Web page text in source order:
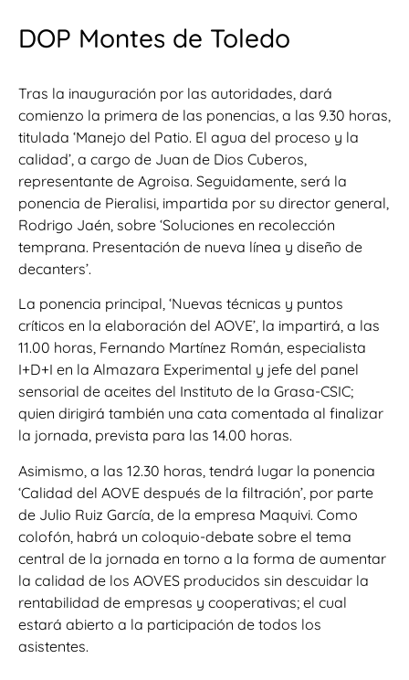
DOP Montes de Toledo
Tras la inauguración por las autoridades, dará
comienzo la primera de las ponencias, a las 9.30 horas,
titulada ‘Manejo del Patio. El agua del proceso y la
calidad’, a cargo de Juan de Dios Cuberos,
representante de Agroisa. Seguidamente, será la
ponencia de Pieralisi, impartida por su director general,
Rodrigo Jaén, sobre ‘Soluciones en recolección
temprana. Presentación de nueva línea y diseño de
decanters’.
La ponencia principal, ‘Nuevas técnicas y puntos
críticos en la elaboración del AOVE’, la impartirá, a las
11.00 horas, Fernando Martínez Román, especialista
I+D+I en la Almazara Experimental y jefe del panel
sensorial de aceites del Instituto de la Grasa-CSIC;
quien dirigirá también una cata comentada al finalizar
la jornada, prevista para las 14.00 horas.
Asimismo, a las 12.30 horas, tendrá lugar la ponencia
‘Calidad del AOVE después de la filtración’, por parte
de Julio Ruiz García, de la empresa Maquivi. Como
colofón, habrá un coloquio-debate sobre el tema
central de la jornada en torno a la forma de aumentar
la calidad de los AOVES producidos sin descuidar la
rentabilidad de empresas y cooperativas; el cual
estará abierto a la participación de todos los
asistentes.